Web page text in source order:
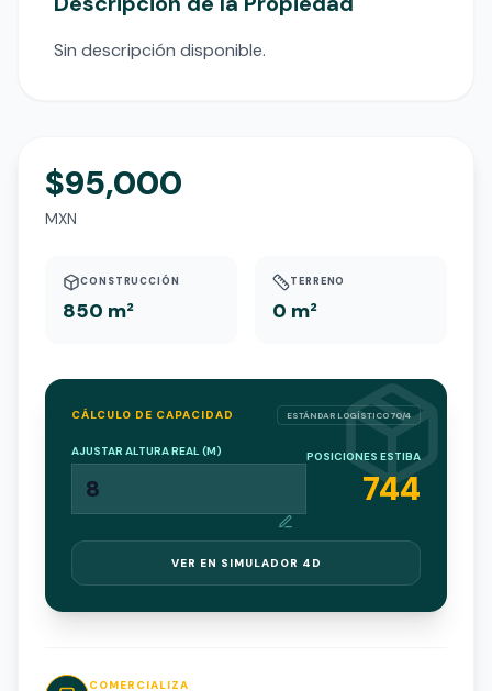
Sin descripción disponible.
$95,000
MXN
CONSTRUCCIÓN
850 m²
TERRENO
0 m²
CÁLCULO DE CAPACIDAD ESTÁNDAR LOGÍSTICO 70/4
AJUSTAR ALTURA REAL (M) POSICIONES ESTIBA
744
VER EN SIMULADOR 4D
COMERCIALIZA